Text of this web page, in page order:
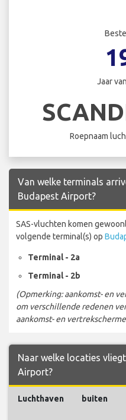
Jaar
Roepnaam
Van welke terminals
Budapest Airport?
SAS-vluchten komen
volgende terminal(s) op
Terminal - 2a
Terminal - 2b
(Opmerking: aankomst- en
om verschillende redenen
aankomst- en
Naar welke locaties
Airport?
Luchthaven buiten